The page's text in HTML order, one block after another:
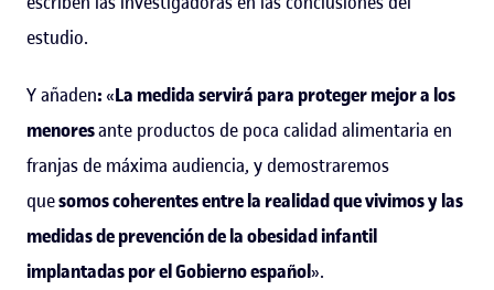
estudio.
Y añaden: «La medida servirá para proteger mejor a los
menoresante productos de poca calidad alimentaria en
franjas de máxima audiencia, y demostraremos
quesomos coherentes entre la realidad que vivimos y las
medidas de prevención de la obesidad infantil
implantadas por el Gobierno español».